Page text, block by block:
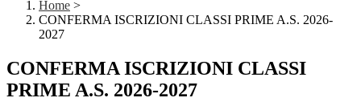
Home >
CONFERMA ISCRIZIONI CLASSI PRIME A.S. 2026-
2027
CONFERMA ISCRIZIONI CLASSI
PRIME A.S. 2026-2027